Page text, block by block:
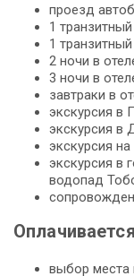
проезд
1
1
2 ночи в
3 ночи в
завтраки в
экскурсия в
экскурсия в
экскурсия
экскурсия в
водопад
выбор места